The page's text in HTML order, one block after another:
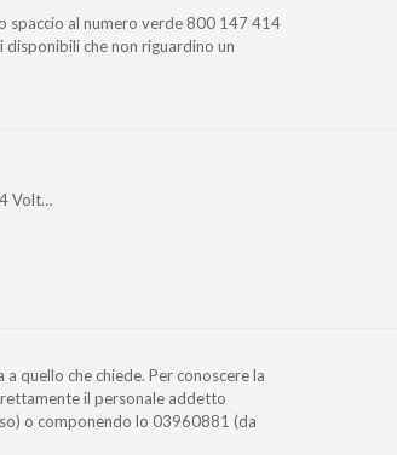
spaccio al numero verde 800 147 414
che non riguardino un
Volt…
quello che chiede. Per conoscere la
il personale addetto
o componendo lo 03960881 (da